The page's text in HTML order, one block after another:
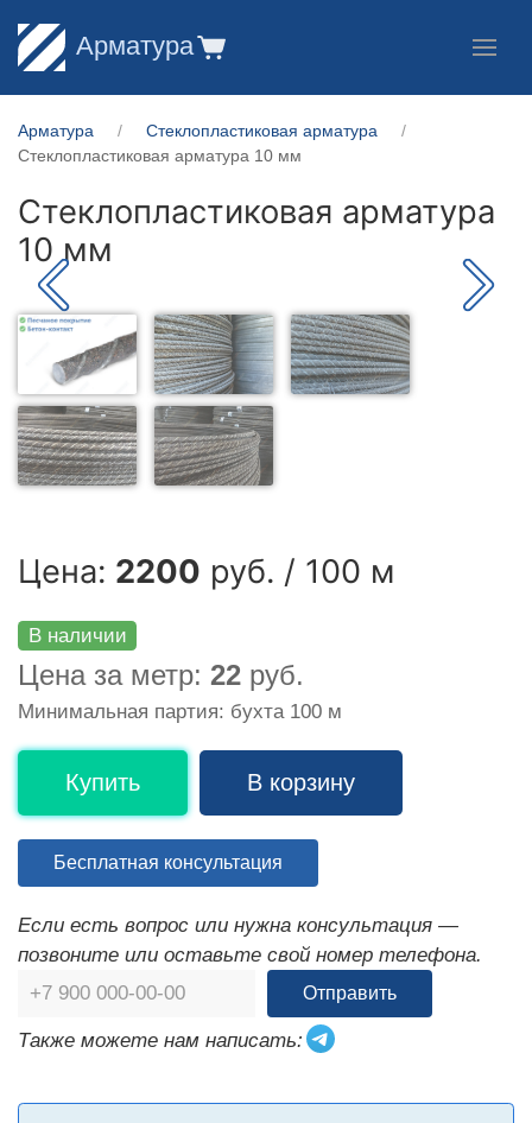
Арматура
Арматура
Стеклопластиковая арматура
Стеклопластиковая арматура 10 мм
Стеклопластиковая арматура
10 мм
Цена: 2200 руб. / 100 м
В наличии
Цена за метр: 22 руб.
Минимальная партия: бухта 100 м
Купить В корзину
Бесплатная консультация
Если есть вопрос или нужна консультация —
позвоните или оставьте свой номер телефона.
Отправить
Также можете нам написать: